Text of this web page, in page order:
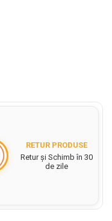
RETUR PRODUSE
Retur și Schimb în 30
de zile